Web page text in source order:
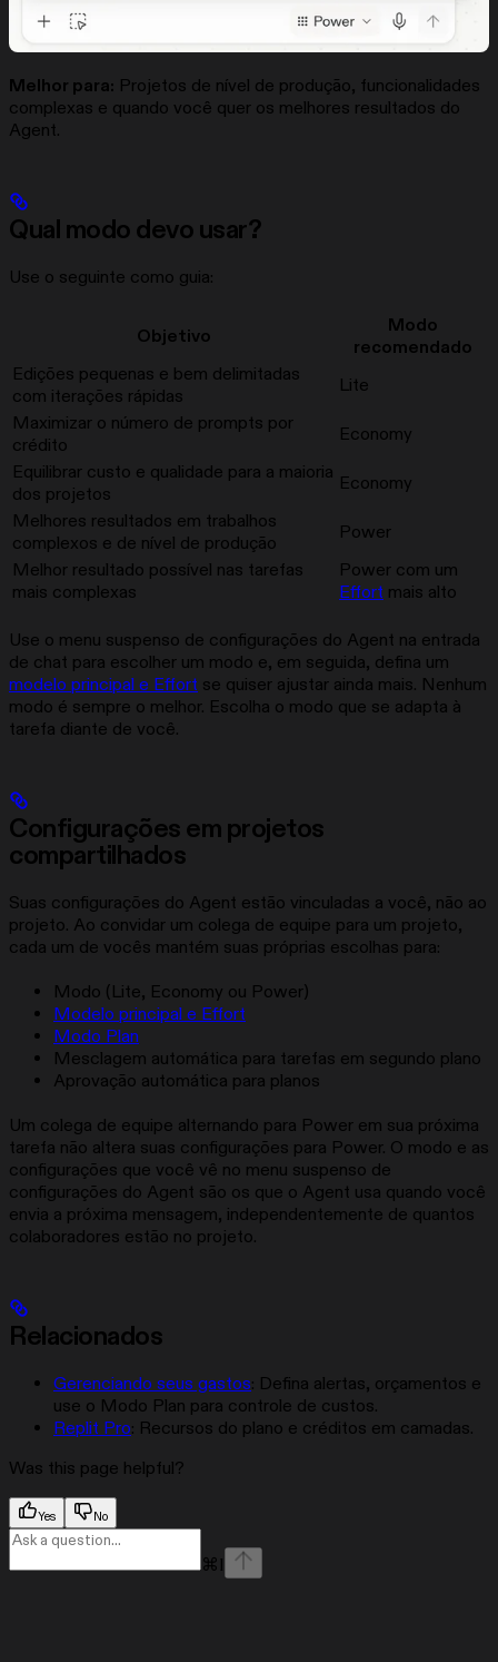
Melhor para: Projetos de nível de produção, funcionalidades
complexas e quando você quer os melhores resultados do
Agent.
Qual modo devo usar?
Use o seguinte como guia:
Objetivo
Modo
recomendado
Edições pequenas e bem delimitadas
com iterações rápidas
Lite
Maximizar o número de prompts por
crédito
Economy
Equilibrar custo e qualidade para a maioria
dos projetos
Economy
Melhores resultados em trabalhos
complexos e de nível de produção
Power
Melhor resultado possível nas tarefas
mais complexas
Power com um
Effort mais alto
Use o menu suspenso de configurações do Agent na entrada
de chat para escolher um modo e, em seguida, defina um
modelo principal e Effort se quiser ajustar ainda mais. Nenhum
modo é sempre o melhor. Escolha o modo que se adapta à
tarefa diante de você.
Configurações em projetos
compartilhados
Suas configurações do Agent estão vinculadas a você, não ao
projeto. Ao convidar um colega de equipe para um projeto,
cada um de vocês mantém suas próprias escolhas para:
Modo (Lite, Economy ou Power)
Modelo principal e Effort
Modo Plan
Mesclagem automática para tarefas em segundo plano
Aprovação automática para planos
Um colega de equipe alternando para Power em sua próxima
tarefa não altera suas configurações para Power. O modo e as
configurações que você vê no menu suspenso de
configurações do Agent são os que o Agent usa quando você
envia a próxima mensagem, independentemente de quantos
colaboradores estão no projeto.
Relacionados
Gerenciando seus gastos: Defina alertas, orçamentos e
use o Modo Plan para controle de custos.
Replit Pro: Recursos do plano e créditos em camadas.
Was this page helpful?
Yes No
⌘ I